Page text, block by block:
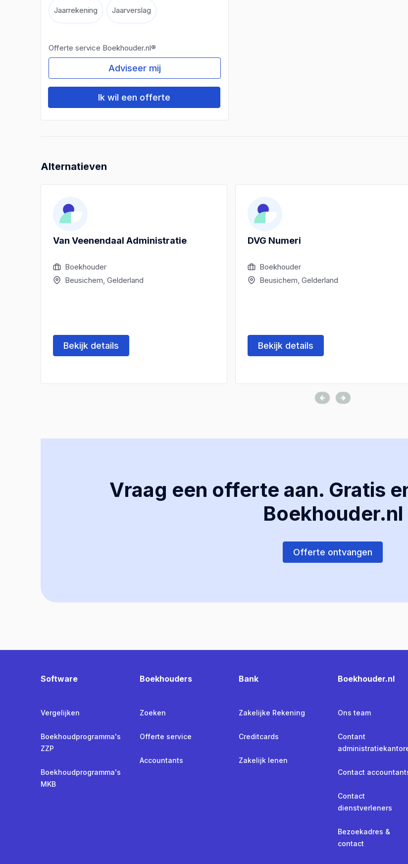
Jaarrekening Jaarverslag
Offerte service Boekhouder.nl®
Adviseer mij
Ik wil een offerte
Alternatieven
Van Veenendaal Administratie
Boekhouder
Beusichem, Gelderland
Bekijk details
DVG Numeri
Boekhouder
Beusichem, Gelderland
Bekijk details
Vraag een offerte aan. Gratis
Boekhouder.nl
Offerte ontvangen
Software
Vergelijken
Boekhoudprogramma's
ZZP
Boekhoudprogramma's
MKB
Boekhouders
Zoeken
Offerte service
Accountants
Bank
Zakelijke Rekening
Creditcards
Zakelijk lenen
Boekhouder.nl
Ons team
Contant
Contact
Contact
dienstverleners
Bezoekadres &
contact